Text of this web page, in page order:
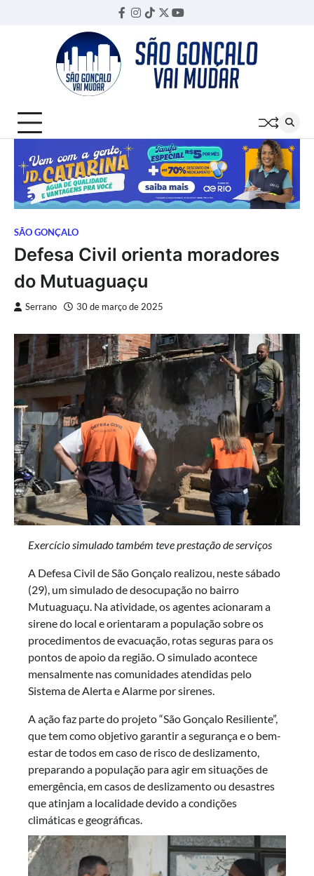
Facebook
Instagram
TikTok
TwitterYouTube
SÃO GONÇALO
Defesa Civil orienta moradores
do Mutuaguaçu
Serrano 30 de março de 2025
Exercício simulado também teve prestação de serviços
A Defesa Civil de São Gonçalo realizou, neste sábado
(29), um simulado de desocupação no bairro
Mutuaguaçu. Na atividade, os agentes acionaram a
sirene do local e orientaram a população sobre os
procedimentos de evacuação, rotas seguras para os
pontos de apoio da região. O simulado acontece
mensalmente nas comunidades atendidas pelo
Sistema de Alerta e Alarme por sirenes.
A ação faz parte do projeto “São Gonçalo Resiliente”,
que tem como objetivo garantir a segurança e o bem-
estar de todos em caso de risco de deslizamento,
preparando a população para agir em situações de
emergência, em casos de deslizamento ou desastres
que atinjam a localidade devido a condições
climáticas e geográficas.